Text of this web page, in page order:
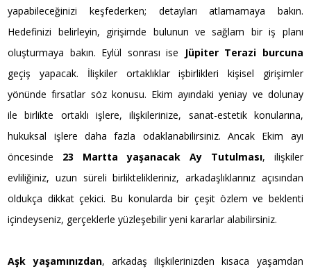
yapabileceğinizi keşfederken; detayları atlamamaya bakın.
Hedefinizi belirleyin, girişimde bulunun ve sağlam bir iş planı
oluşturmaya bakın. Eylül sonrası ise
Jüpiter Terazi burcuna
geçiş yapacak. İlişkiler ortaklıklar işbirlikleri kişisel girişimler
yönünde fırsatlar söz konusu. Ekim ayındaki yeniay ve dolunay
ile birlikte ortaklı işlere, ilişkilerinize, sanat-estetik konularına,
hukuksal işlere daha fazla odaklanabilirsiniz. Ancak Ekim ayı
öncesinde 23 Martta yaşanacak Ay Tutulması, ilişkiler
evliliğiniz, uzun süreli birliktelikleriniz, arkadaşlıklarınız açısından
oldukça dikkat çekici. Bu konularda bir çeşit özlem ve beklenti
içindeyseniz, gerçeklerle yüzleşebilir yeni kararlar alabilirsiniz.
Aşk yaşamınızdan, arkadaş ilişkilerinizden kısaca yaşamdan